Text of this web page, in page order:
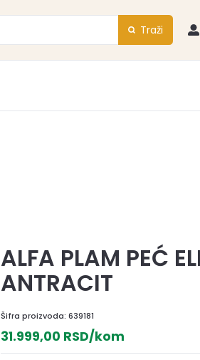
Traži
ALFA PLAM PEĆ
ANTRACIT
Šifra proizvoda:639181
31.999,00 RSD/kom